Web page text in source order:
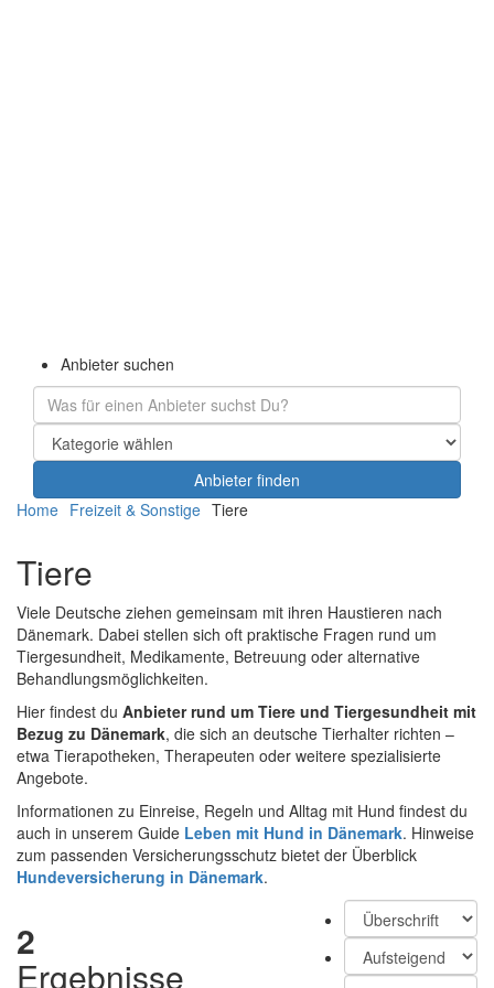
Navigation
verbergen
Navigation
verbergen
Anbieter suchen
Home Freizeit & Sonstige Tiere
Tiere
Viele Deutsche ziehen gemeinsam mit ihren Haustieren nach
Dänemark. Dabei stellen sich oft praktische Fragen rund um
Tiergesundheit, Medikamente, Betreuung oder alternative
Behandlungsmöglichkeiten.
Hier findest du Anbieter rund um Tiere und Tiergesundheit mit
Bezug zu Dänemark, die sich an deutsche Tierhalter richten –
etwa Tierapotheken, Therapeuten oder weitere spezialisierte
Angebote.
Informationen zu Einreise, Regeln und Alltag mit Hund findest du
auch in unserem Guide Leben mit Hund in Dänemark. Hinweise
zum passenden Versicherungsschutz bietet der Überblick
Hundever­sicherung in Dänemark.
2
Ergebnisse